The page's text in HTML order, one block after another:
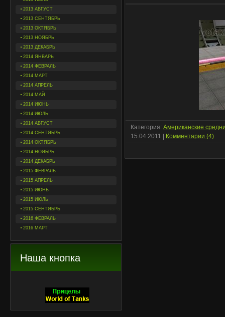
2013 АВГУСТ
2013 СЕНТЯБРЬ
2013 ОКТЯБРЬ
2013 НОЯБРЬ
2013 ДЕКАБРЬ
2014 ЯНВАРЬ
2014 ФЕВРАЛЬ
2014 МАРТ
2014 АПРЕЛЬ
2014 МАЙ
2014 ИЮНЬ
2014 ИЮЛЬ
2014 АВГУСТ
2014 СЕНТЯБРЬ
2014 ОКТЯБРЬ
2014 НОЯБРЬ
2014 ДЕКАБРЬ
2015 ФЕВРАЛЬ
2015 АПРЕЛЬ
2015 ИЮНЬ
2015 ИЮЛЬ
2015 СЕНТЯБРЬ
2016 ФЕВРАЛЬ
2016 МАРТ
Наша кнопка
Категория: Американские
15.04.2011
Комментарии (4)